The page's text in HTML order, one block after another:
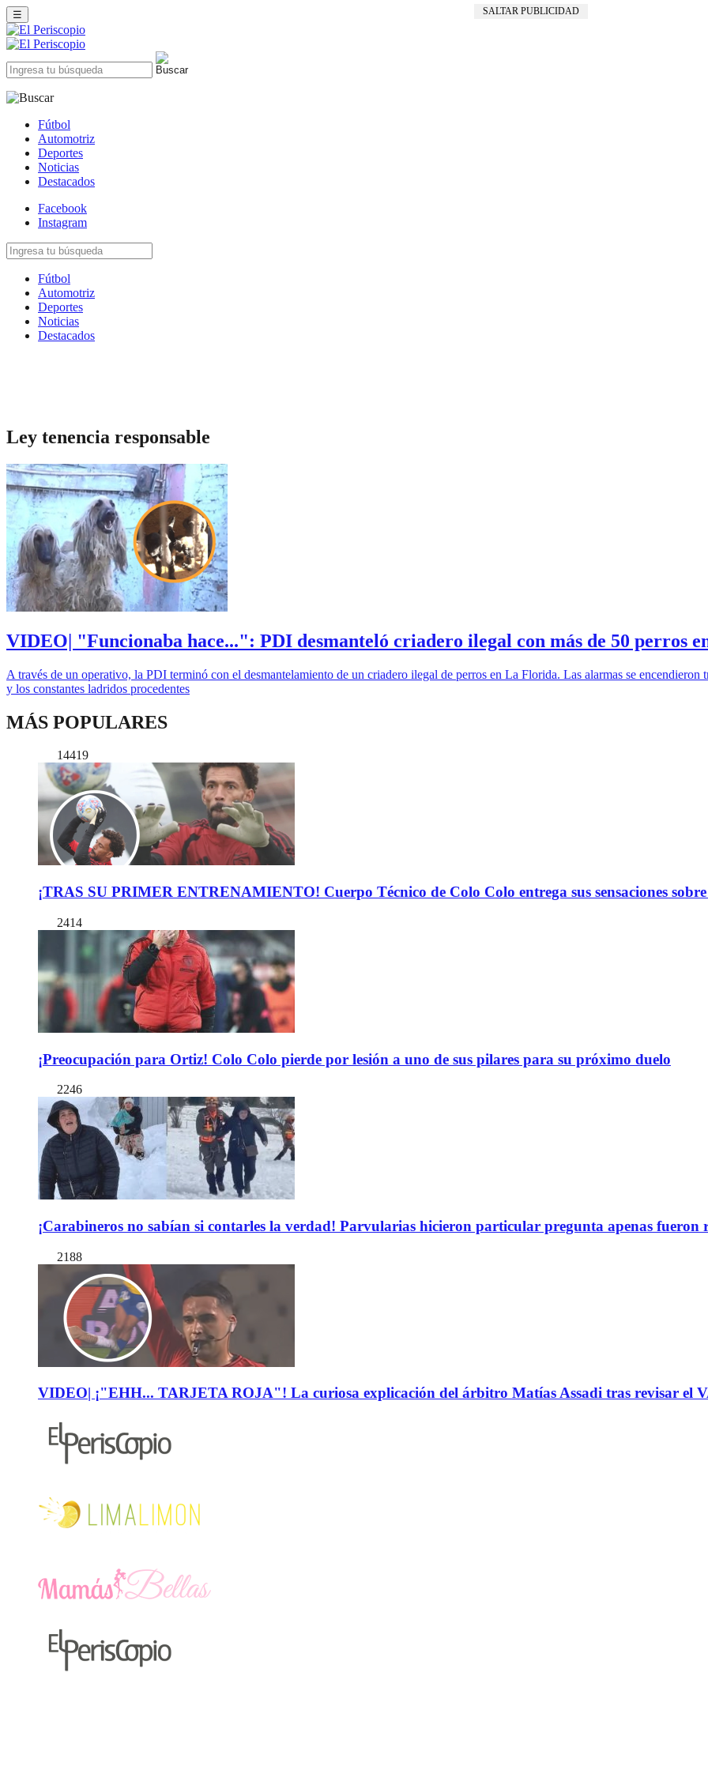
SALTAR PUBLICIDAD
☰
Fútbol
Automotriz
Deportes
Noticias
Destacados
Facebook
Instagram
Fútbol
Automotriz
Deportes
Noticias
Destacados
Ley tenencia responsable
VIDEO| "Funcionaba hace...": PDI desmanteló criadero ilegal con más de 50 perros
A través de un operativo, la PDI terminó con el desmantelamiento de un criadero ilegal de perros en La Florida. Las alarmas se encendieron
y los constantes ladridos procedentes
MÁS POPULARES
14419
¡TRAS SU PRIMER ENTRENAMIENTO! Cuerpo Técnico de Colo Colo entrega sus sensaciones
2414
¡Preocupación para Ortiz! Colo Colo pierde por lesión a uno de sus pilares para su próximo duelo
2246
¡Carabineros no sabían si contarles la verdad! Parvularias hicieron particular pregunta apenas fueron
2188
VIDEO| ¡"EHH... TARJETA ROJA"! La curiosa explicación del árbitro Matías Assadi tras revisar el